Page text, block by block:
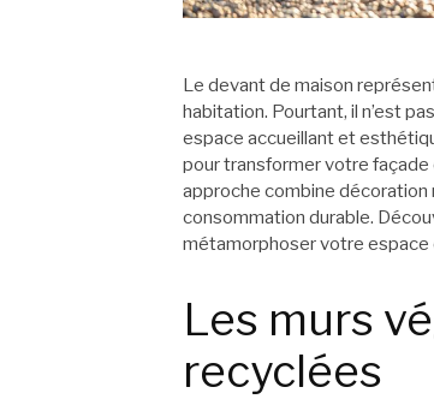
Le devant de maison
habitation. Pourtant, il n’est
espace accueillant et
pour transformer votre
approche combine
consommation durable.
métamorphoser votre espace
Les murs
recyclées